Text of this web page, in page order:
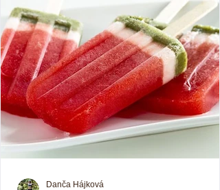
Danča Hájková